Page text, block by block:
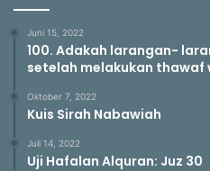
Juni 15, 2022
100. Adakah larangan-
setelah melakukan thawaf
Oktober 7, 2022
Kuis Sirah Nabawiah
Juli 14, 2022
Uji Hafalan Alquran: Juz 30